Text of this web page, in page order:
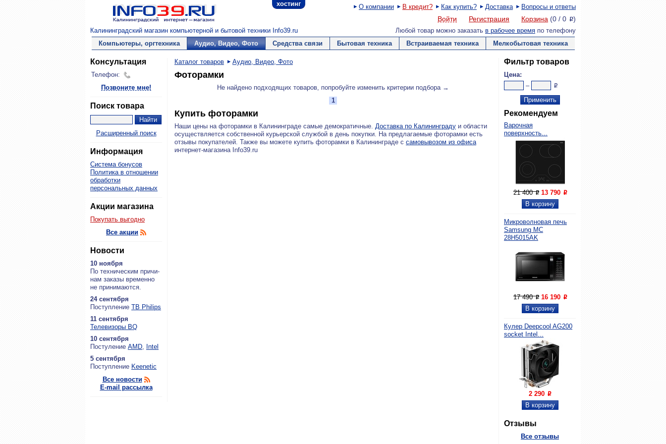
хостинг О компании В кредит? Как купить? Доставка Вопросы и ответы
Войти Регистрация Корзина (0 / 0 P)
Калининградский магазин компьютерной и бытовой техники Info39.ru Любой товар можно заказать в рабочее время по телефону
Компьютеры, оргтехника
Аудио, Видео, Фото Средства связи Бытовая техника Встраиваемая техника Мелкобытовая техника
Консультация
Телефон:
Позвоните мне!
Поиск товара
Расширенный поиск
Информация
Система бонусов
Политика в отношении
обработки
персональных данных
Акции магазина
Покупать выгодно
Все акции
Новости
10 ноября
По тех­ни­че­ским при­чи­
нам за­ка­зы вре­мен­но
не при­ни­ма­ют­ся.
24 сентября
По­ступ­ле­ние ТВ Philips
11 сентября
Теле­ви­зо­ры BQ
10 сентября
По­сту­ле­ние AMD, Intel
5 сентября
По­ступ­ле­ние Keenetic
Все новости
E-mail рассылка
Фильтр товаров
Цена:
–
P
Рекомендуем
Варочная
поверхность...
21 400P 13 790 P
Микроволновая печь
Samsung MC
28H5015AK
17 490P 16 190 P
Кулер Deepcool AG200
socket Intel...
2 290 P
Отзывы
Все отзывы
Каталог товаров Аудио, Видео, Фото
Фоторамки
Не найдено подходящих товаров, попробуйте изменить критерии подбора →
1
Купить фоторамки
Наши цены на фоторамки в Калининграде самые демократичные. Доставка по Калининграду и области
осуществляется собственной курьерской службой в день покупки. На предлагаемые фоторамки есть
отзывы покупателей. Также вы можете купить фоторамки в Калининграде с самовывозом из офиса
интернет-магазина Info39.ru